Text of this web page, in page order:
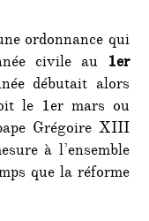
ordonnance qui
civile au 1er
débutait alors
le 1er mars ou
Grégoire XIII
à l’ensemble
que la réforme